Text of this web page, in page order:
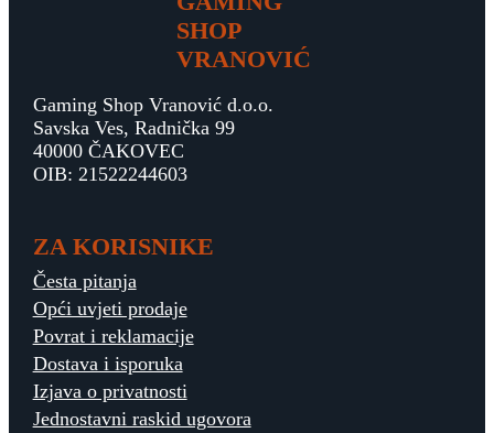
SHOP
VRANOVIĆ
Gaming Shop Vranović d.o.o.
Savska Ves, Radnička 99
40000 ČAKOVEC
OIB: 21522244603
ZA KORISNIKE
Česta pitanja
Opći uvjeti prodaje
Povrat i reklamacije
Dostava i isporuka
Izjava o privatnosti
Jednostavni raskid ugovora